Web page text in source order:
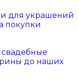
для украшений
покупки
свадебные
до наших